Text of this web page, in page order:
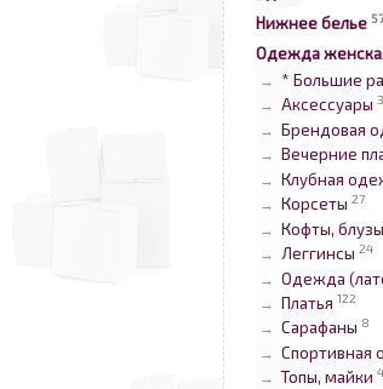
Нижнее белье
Одежда
→ * Большие
→ Аксессуары 3
→ Брендовая
→ Вечерние
→ Клубная
→ Корсеты 27
→ Кофты, блузы
→ Леггинсы 24
→ Одежда
→ Платья 122
→ Сарафаны 8
→ Спортивная
→ Топы, майки